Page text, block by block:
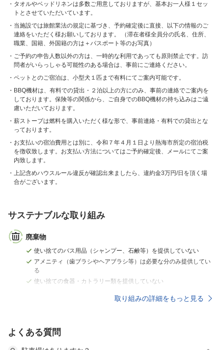
タオルやベッドリネンは多数ご用意しておりますが、基本お一人様１セッ
トとさせていただいています。
当施設では旅館業法の規定に基づき、予約確定後に直接、以下の情報のご
連絡をいただく様お願いしております。 （滞在者様全員分の氏名、住所、
職業、国籍、外国籍の方は＋パスポート等のお写真）
ご予約の申告人数以外の方は、一時的な利用であっても原則禁止です。訪
問者がいらっしゃる可能性のある場合は、事前にご連絡ください。
ペットとのご宿泊は、小型犬１匹まで有料にてご案内可能です。
BBQ機材は、有料での貸出・２泊以上の方にのみ、事前の連絡でご案内を
しております。保険等の関係から、ご自身でのBBQ機材の持ち込みはご遠
慮いただいております。
薪ストーブは燃料を購入いただく様な形で、事前連絡・有料での貸出とな
っております。
お支払いの宿泊費用とは別に、令和７年４月１日より熱海市所定の宿泊税
を徴収致します。お支払い方法についてはご予約確定後、メールにてご案
内致します。
上記含めハウスルール違反が確認出来ましたら、違約金3万円/日を頂く場
合がございます。
サステナブルな取り組み
廃棄物
使い捨てのバス用品（シャンプー、石鹸等）を提供していない
アメニティ（歯ブラシやヘアブラシ等）は必要な分のみ提供してい
る
使い捨ての食器・カトラリー類を提供していない
取り組みの詳細をもっと見る
よくある質問